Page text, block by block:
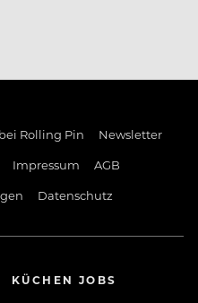
Rolling Pin
Newsletter
Impressum
AGB
Datenschutz
KÜCHEN JOBS